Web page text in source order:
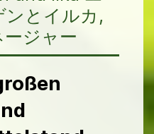
ンとイルカ,
ジャー